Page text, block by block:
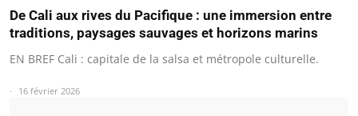
De Cali aux rives du Pacifique : une immersion entre
traditions, paysages sauvages et horizons marins
EN BREF Cali : capitale de la salsa et métropole culturelle.
16 février 2026